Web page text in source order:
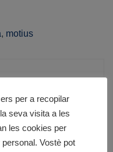
, motius
per a recopilar
seva visita a les
les cookies per
Vostè pot